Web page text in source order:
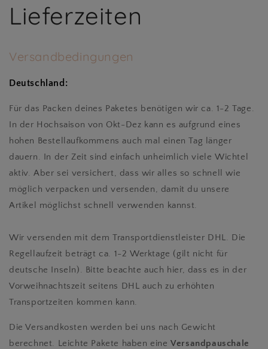
Lieferzeiten
Versandbedingungen
Deutschland:
Für das Packen deines Paketes benötigen wir ca. 1-2 Tage.
In der Hochsaison von Okt-Dez kann es aufgrund eines
hohen Bestellaufkommens auch mal einen Tag länger
dauern. In der Zeit sind einfach unheimlich viele Wichtel
aktiv. Aber sei versichert, dass wir alles so schnell wie
möglich verpacken und versenden, damit du unsere
Artikel möglichst schnell verwenden kannst.
Wir versenden mit dem Transportdienstleister DHL. Die
Regellaufzeit beträgt ca. 1-2 Werktage (gilt nicht für
deutsche Inseln). Bitte beachte auch hier, dass es in der
Vorweihnachtszeit seitens DHL auch zu erhöhten
Transportzeiten kommen kann.
Die Versandkosten werden bei uns nach Gewicht
berechnet. Leichte Pakete haben eineVersandpauschale